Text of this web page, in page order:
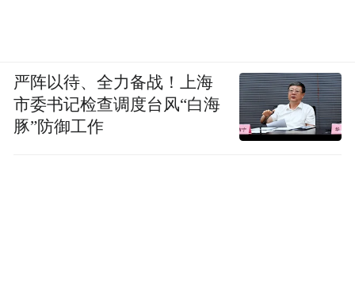
严阵以待、全力备战！上海
市委书记检查调度台风“白海
豚”防御工作